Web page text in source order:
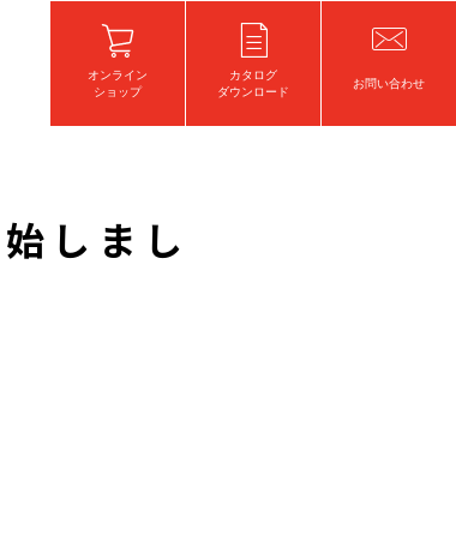
オンライン
ショップ
カタログ
ダウンロード
お問い合わせ
しまし